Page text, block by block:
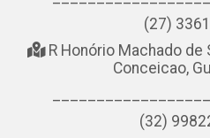
(27)
R Honório Machado de
Conceicao,
(32)